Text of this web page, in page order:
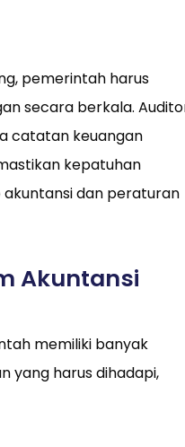
pemerintah harus
secara berkala.
catatan keuangan
kepatuhan
dan peraturan
Akuntansi
memiliki banyak
yang harus dihadapi,